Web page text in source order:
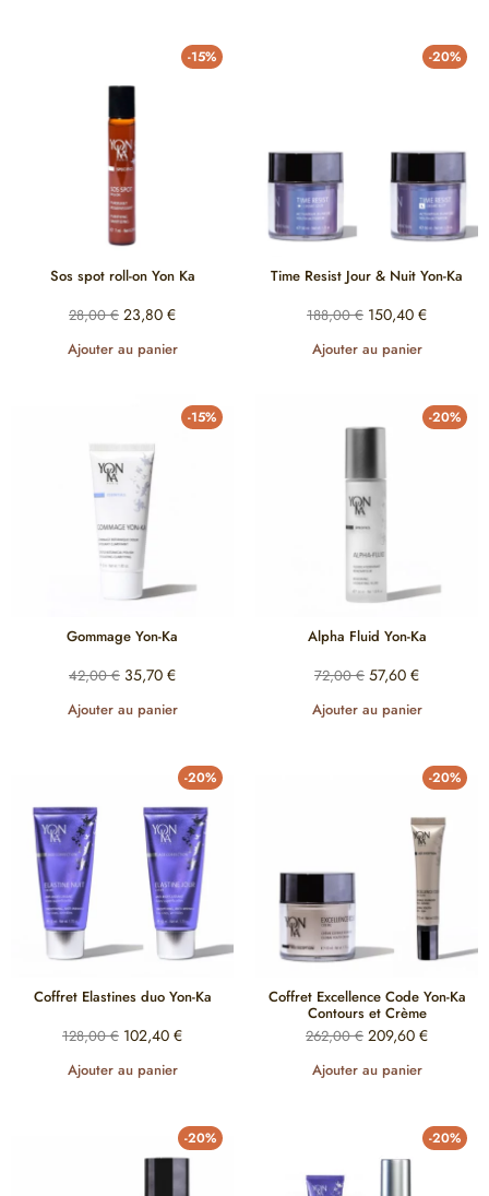
-15%
Sos spot roll-on Yon Ka
28,00€ 23,80 €
Ajouter au panier
-20%
Time Resist Jour & Nuit Yon-Ka
188,00€ 150,40 €
Ajouter au panier
-15%
Gommage Yon-Ka
42,00€ 35,70 €
Ajouter au panier
-20%
Alpha Fluid Yon-Ka
72,00€ 57,60 €
Ajouter au panier
-20%
Coffret Elastines duo Yon-Ka
128,00€ 102,40 €
Ajouter au panier
-20%
Coffret Excellence Code Yon-Ka
Contours et Crème
262,00€ 209,60 €
Ajouter au panier
-20% -20%